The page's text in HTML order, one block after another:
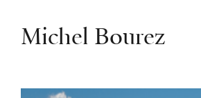
Michel Bourez